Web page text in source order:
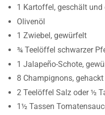
1 Kartoffel, geschält
Olivenöl
1 Zwiebel, gewürfelt
¾ Teelöffel schwarzer
1 Jalapeño-Schote,
8 Champignons, gehackt
2 Teelöffel Salz oder ½
1½ Tassen